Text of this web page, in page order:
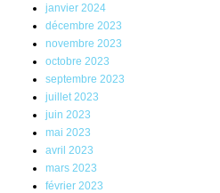
janvier 2024
décembre 2023
novembre 2023
octobre 2023
septembre 2023
juillet 2023
juin 2023
mai 2023
avril 2023
mars 2023
février 2023